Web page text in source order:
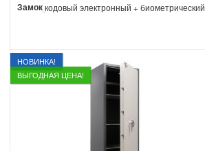
Замоккодовый электронный + биометрический
НОВИНКА!
ВЫГОДНАЯ ЦЕНА!